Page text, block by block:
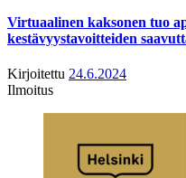
Virtuaalinen kaksonen tuo
kestävyystavoitteiden
Kirjoitettu 24.6.2024
Ilmoitus